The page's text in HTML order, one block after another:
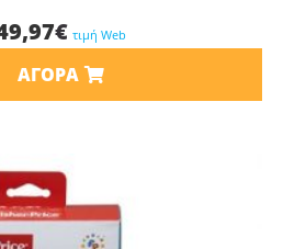
€ τιμή Web
ΑΓΟΡΆ